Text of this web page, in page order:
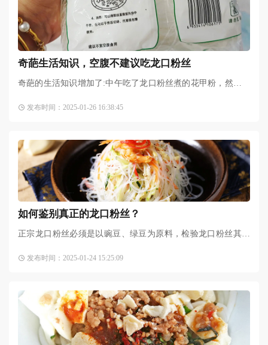
奇葩生活知识，空腹不建议吃龙口粉丝
奇葩的生活知识增加了:中午吃了龙口粉丝煮的花甲粉，然后过
不能空腹吃，然后发现
发布时间：2025-01-26 16:38:45
​如何鉴别真正的龙口粉丝？
正宗龙口粉丝必须是以豌豆、绿豆为原料，检验龙口粉丝其实
是否出自正规厂家，
发布时间：2025-01-24 15:25:09